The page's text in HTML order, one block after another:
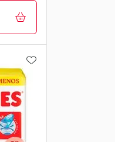
ADICIONAR AOS